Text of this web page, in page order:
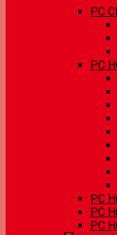
PC
PC
PC
PC
PC